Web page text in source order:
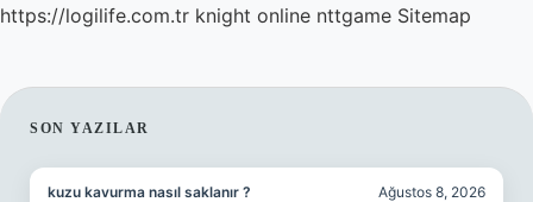
https://logilife.com.tr knight online nttgame Sitemap
SIDEBAR
SON YAZILAR
kuzu kavurma nasıl saklanır ? Ağustos 8, 2026